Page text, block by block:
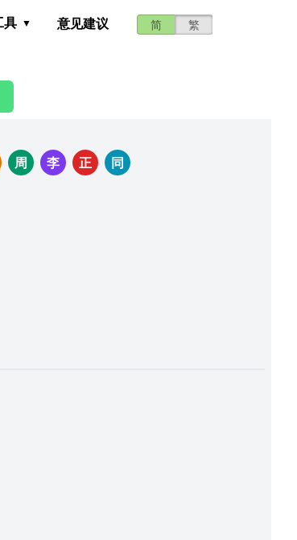
简 繁
具 意见建议
周 李 正
同